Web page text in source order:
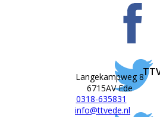
Langekampweg 8
6715AV Ede
0318-635831
info@ttvede.nl